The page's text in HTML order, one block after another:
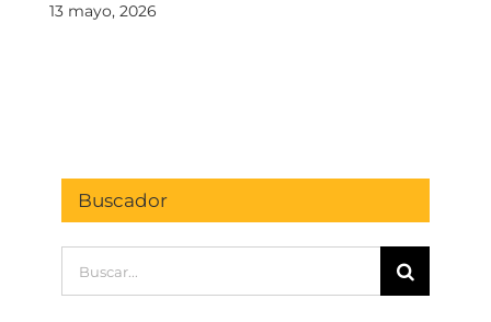
13 mayo, 2026
Buscador